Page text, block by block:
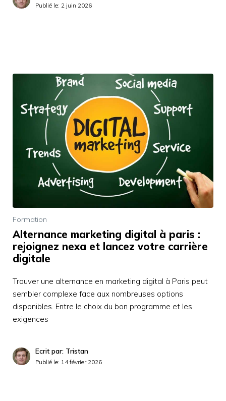
Publié le: 2 juin 2026
Formation
Alternance marketing digital à paris :
rejoignez nexa et lancez votre carrière
digitale
Trouver une alternance en marketing digital à Paris peut
sembler complexe face aux nombreuses options
disponibles. Entre le choix du bon programme et les
exigences
Ecrit par: Tristan
Publié le: 14 février 2026